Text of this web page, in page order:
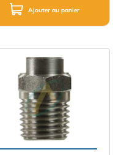
Ajouter au panier